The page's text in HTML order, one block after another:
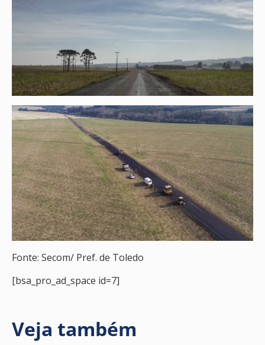
Fonte: Secom/ Pref. de Toledo
[bsa_pro_ad_space id=7]
Veja também